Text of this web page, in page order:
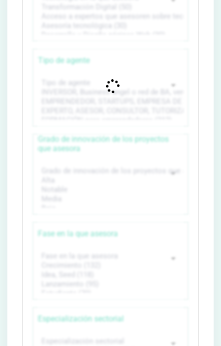
Tipo de agente
Grado de innovación de los proyectos
que asesora
Fase en la que asesora
Especialización sectorial